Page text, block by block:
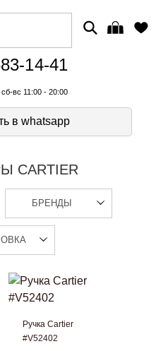
14-41
сб-вс 11:00 - 20:00
в whatsapp
CARTIER
БРЕНДЫ
Ручка Cartier
#V52402